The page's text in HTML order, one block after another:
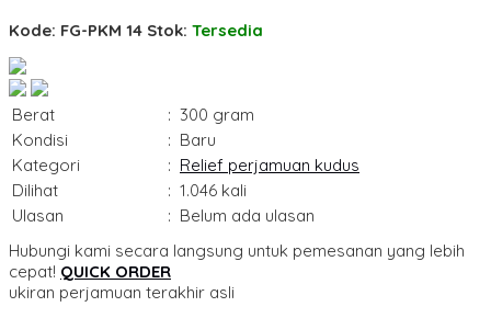
Kode: FG-PKM 14 Stok: Tersedia
Berat : 300 gram
Kondisi
: Baru
Kategori
: Relief perjamuan kudus
Dilihat
: 1.046 kali
Ulasan
: Belum ada ulasan
Hubungi kami secara langsung untuk pemesanan yang lebih
cepat! QUICK ORDER
ukiran perjamuan terakhir asli